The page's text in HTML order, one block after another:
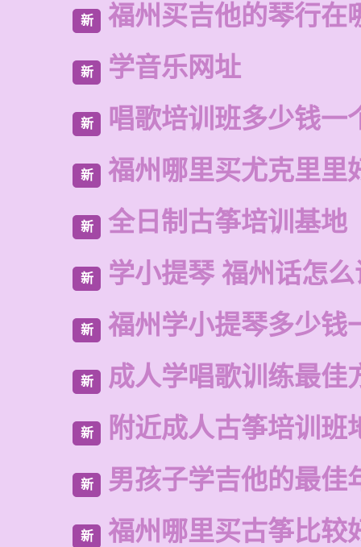
新 福州买吉他的琴行在
新 学音乐网址
新 唱歌培训班多少钱一
新 福州哪里买尤克里里
新 全日制古筝培训基地
新 学小提琴 福州话怎
新 福州学小提琴多少钱
新 成人学唱歌训练最佳
新 附近成人古筝培训班
新 男孩子学吉他的最佳
新 福州哪里买古筝比较